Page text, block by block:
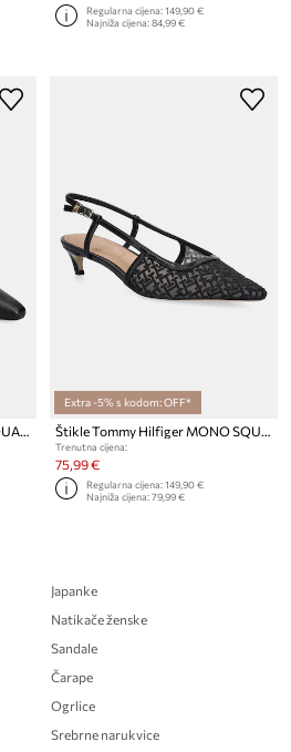
Regularna cijena:149,90 €
Najniža cijena:84,99 €
Kožne štikle Tommy Hilfiger SQUARED TOE HIGH HEEL SLINGBACK
Extra -5% s kodom: OFF*
Štikle Tommy Hilfiger MONO SQUARED TOE KITTEN SLINGB
Trenutna cijena:
75,99 €
Regularna cijena:149,90 €
Najniža cijena:79,99 €
Japanke
Natikače ženske
Sandale
Čarape
Ogrlice
Srebrne narukvice